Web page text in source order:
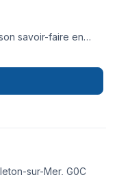
savoir-faire en
privilégions la
bâtir des relations
sur-Mer, G0C